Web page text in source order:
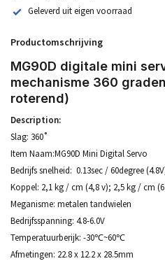
Geleverd uit eigen voorraad
Productomschrijving
MG90D digitale mini
mechanisme 360
roterend)
Description:
Slag: 360˚
Item Naam:MG90D Mini Digital Servo
Bedrijfs snelheid: 0.13sec / 60degree
Koppel: 2,1 kg / cm (4,8 v); 2,5 kg / cm
Meganisme: metalen tandwielen
Bedrijfsspanning: 4.8-6.0V
Temperatuurberijk: -30℃~60℃
Afmetingen: 22.8 x 12.2 x 28.5mm